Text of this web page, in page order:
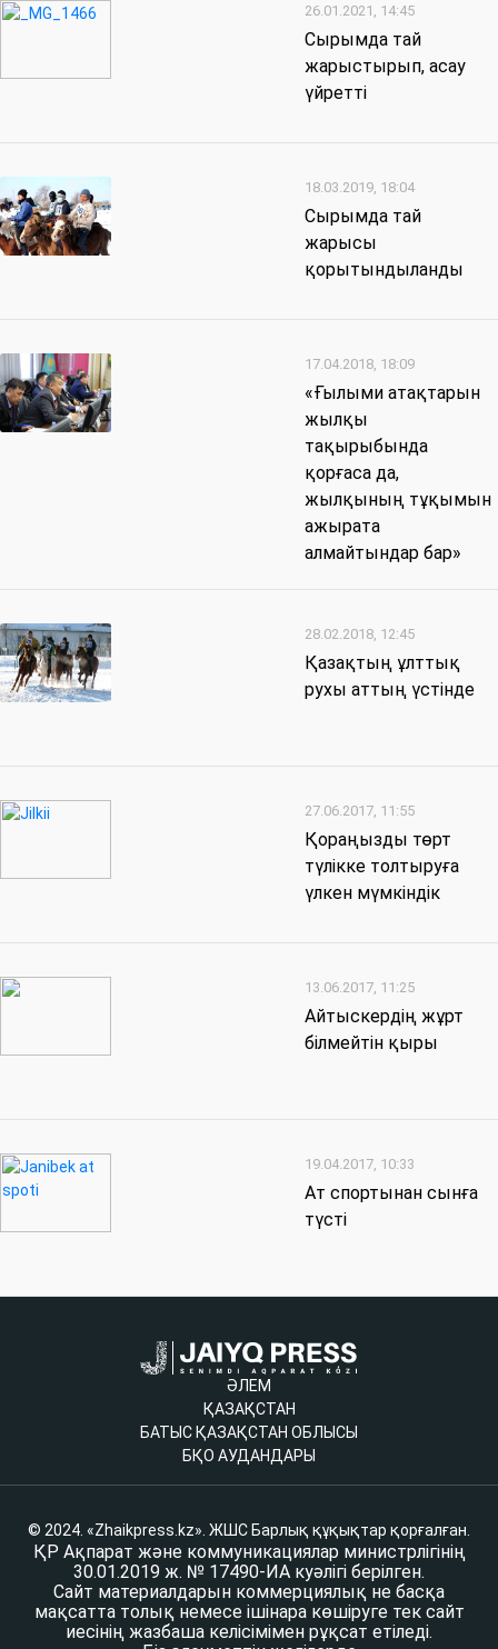
26.01.2021, 14:45
Сырымда тай
жарыстырып, асау
үйретті
18.03.2019, 18:04
Сырымда тай
жарысы
қорытындыланды
17.04.2018, 18:09
«Ғылыми атақтарын
жылқы
тақырыбында
қорғаса да,
жылқының тұқымын
ажырата
алмайтындар бар»
28.02.2018, 12:45
Қазақтың ұлттық
рухы аттың үстінде
27.06.2017, 11:55
Қораңызды төрт
түлікке толтыруға
үлкен мүмкіндік
13.06.2017, 11:25
Айтыскердің жұрт
білмейтін қыры
19.04.2017, 10:33
Ат спортынан сынға
түсті
ӘЛЕМ
ҚАЗАҚСТАН
БАТЫС ҚАЗАҚСТАН ОБЛЫСЫ
БҚО АУДАНДАРЫ
© 2024. «Zhaikpress.kz». ЖШС Барлық құқықтар қорғалған.
ҚР Ақпарат және коммуникациялар министрлігінің
30.01.2019 ж. № 17490-ИА куәлігі берілген.
Сайт материалдарын коммерциялық не басқа
мақсатта толық немесе ішінара көшіруге тек сайт
иесінің жазбаша келісімімен рұқсат етіледі.